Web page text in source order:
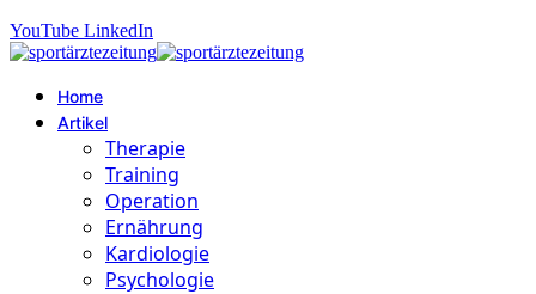
YouTube LinkedIn
Home
Artikel
Therapie
Training
Operation
Ernährung
Kardiologie
Psychologie